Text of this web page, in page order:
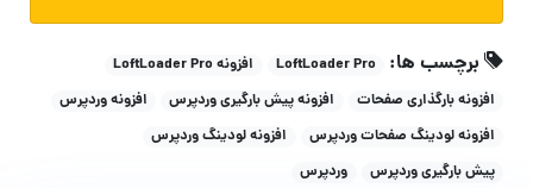
برچسب ها: LoftLoader Pro
افزونه LoftLoader Pro
افزونه بارگذاری صفحات
افزونه پیش بارگیری وردپرس
افزونه وردپرس
افزونه لودینگ صفحات وردپرس
افزونه لودینگ وردپرس
پیش بارگیری وردپرس
وردپرس